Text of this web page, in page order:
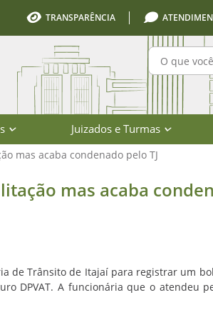
TRANSPARÊNCIA
Juizados e Turmas
mas acaba condenado pelo TJ
acaba condenado
mas acaba
de Trânsito de Itajaí para registrar um
DPVAT. A funcionária que o atendeu